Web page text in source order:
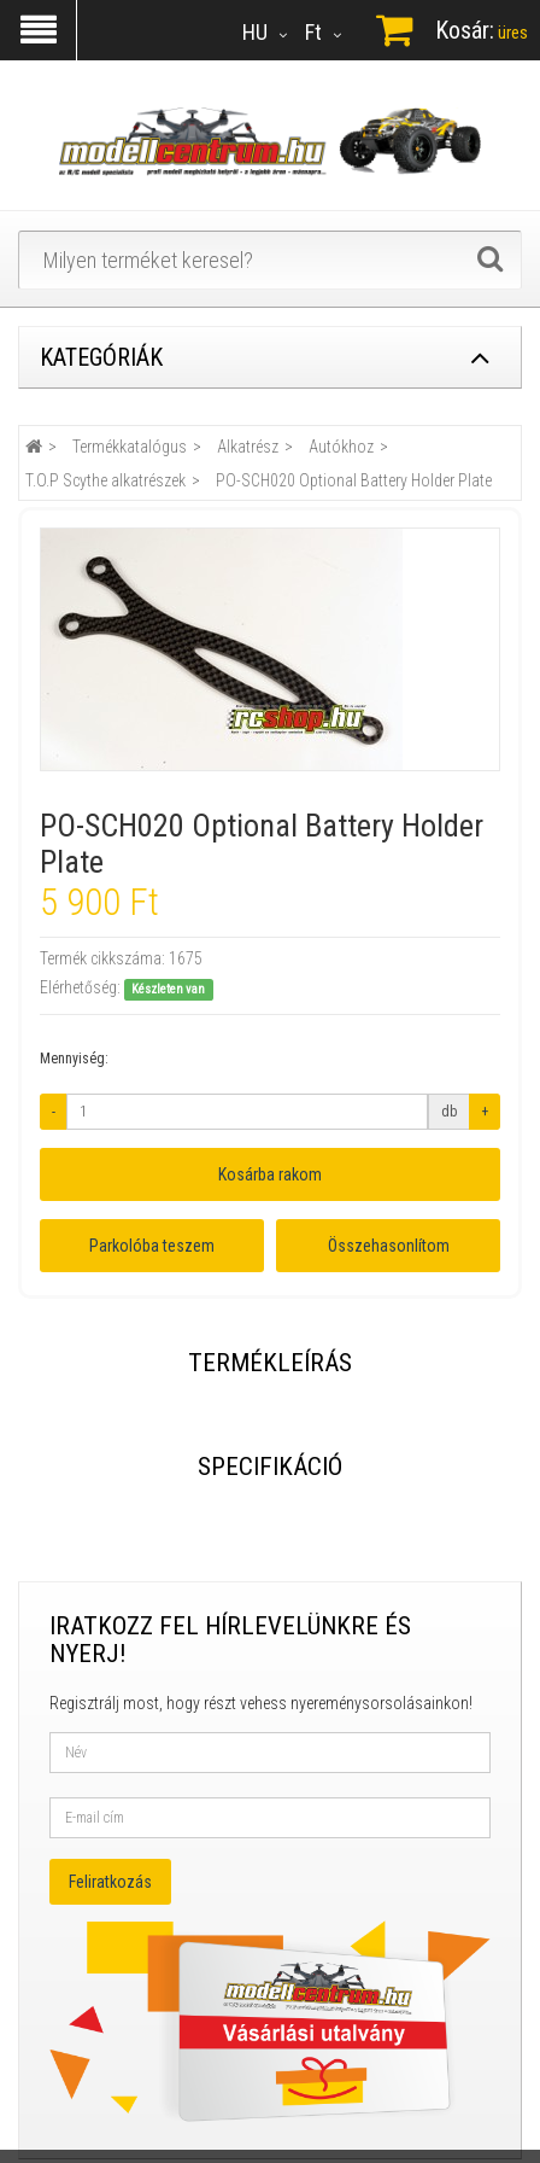
Ft
HU Kosár: üres
KATEGÓRIÁK
Termékkatalógus Alkatrész
Autókhoz
T.O.P Scythe alkatrészek
PO-SCH020 Optional Battery Holder Plate
PO-SCH020 Optional Battery Holder
Plate
5 900 Ft
Termék cikkszáma: 1675
Elérhetőség:
Készleten van
Mennyiség:
- db +
Kosárba rakom
Parkolóba teszem Összehasonlítom
TERMÉKLEÍRÁS
SPECIFIKÁCIÓ
IRATKOZZ FEL HÍRLEVELÜNKRE ÉS
NYERJ!
Regisztrálj most, hogy részt vehess nyereménysorsolásainkon!